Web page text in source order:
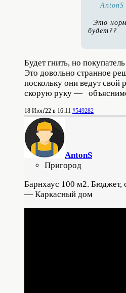
AntonS
Это
будет??
Будет гнить, но
Это довольно странное
поскольку они ведут свой
скорую руку —
18 Июн'22 в 16:11 #549282
AntonS
Пригород
Барнхаус 100 м2. Бюджет,
— Каркасный дом